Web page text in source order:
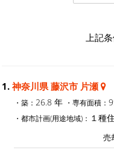
上記
1. 神奈川県 藤沢市 片瀬
・築： 26.8 年 ・専有面積：
・都市計画(用途地域)： １種
売